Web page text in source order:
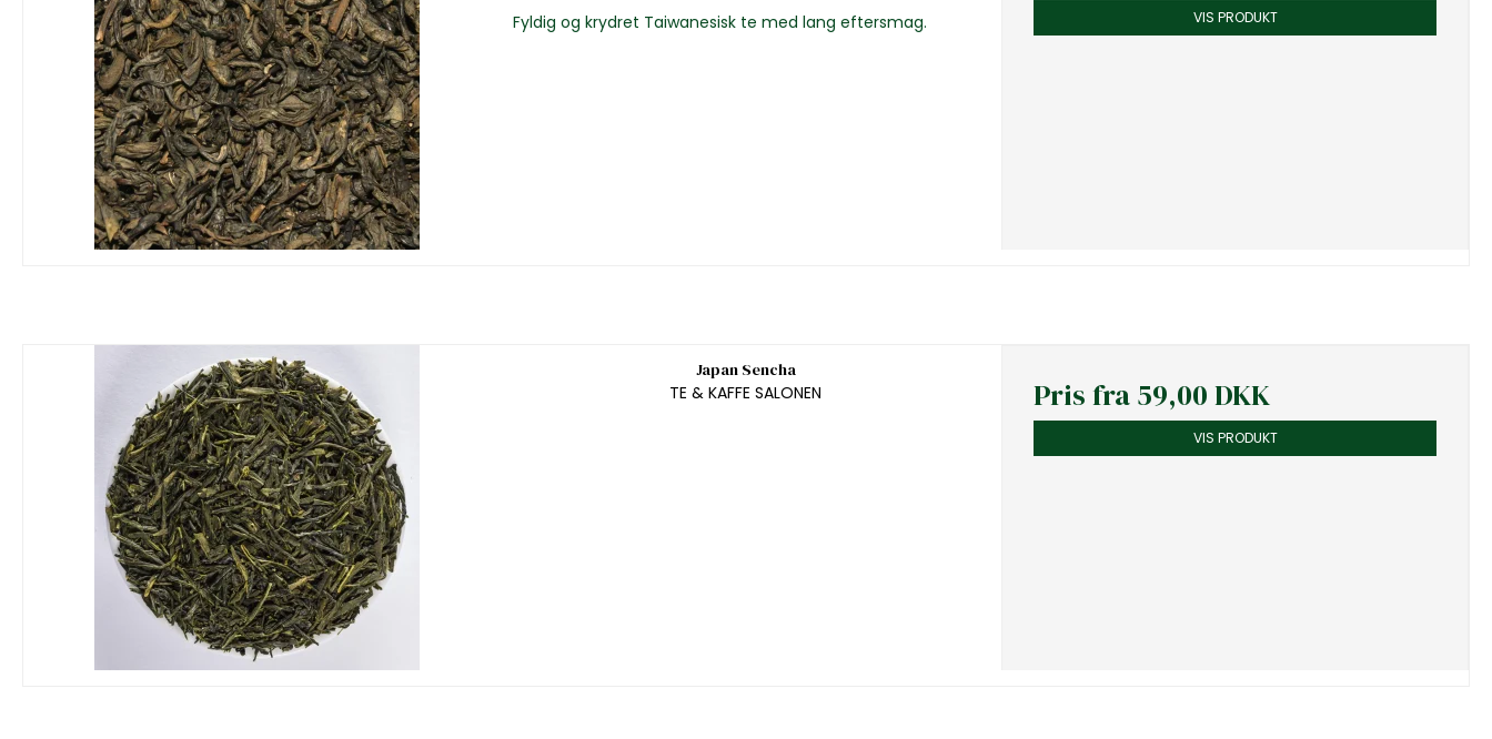
Fyldig og krydret Taiwanesisk te med lang eftersmag. VIS PRODUKT
Japan Sencha
TE & KAFFE SALONEN
Pris fra59,00 DKK
VIS PRODUKT